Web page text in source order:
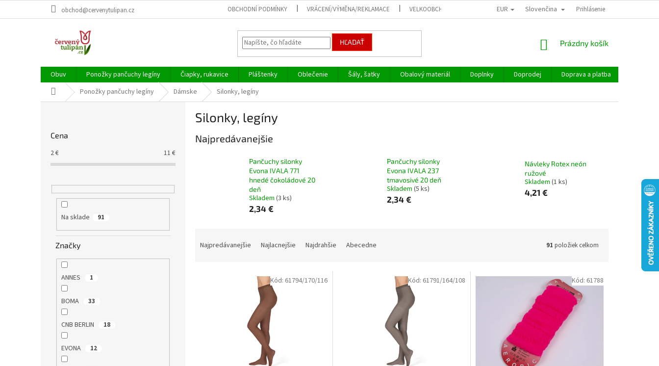
obchod@cervenytulipan.cz OBCHODNÍ PODMÍNKY VRÁCENÍ/VÝMĚNA/REKLAMACE VELKOOBCHOD EUR Slovenčina Prihlásenie
HĽADAŤ
NÁKUPNÝ
Prázdny košík
Obuv Ponožky pančuchy legíny Čiapky, rukavice Pláštenky Oblečenie Šály, šatky Obalový materiál Doplnky Doprodej Doprava a platba
DomovPonožky pančuchy legíny Dámske Silonky, legíny
Cena
2€ 11 €
Na sklade 91
Značky
ANNES 1
BOMA 33
CNB BERLIN 18
EVONA 12
Silonky, legíny
Najpredávanejšie
Pančuchy silonky
Evona IVALA 771
hnedé čokoládové 20
deň
Skladem (3 ks)
2,34 €
Pančuchy silonky
Evona IVALA 237
tmavosivé 20 deň
Skladem (5 ks)
2,34 €
Návleky Rotex neón
ružové
Skladem (1 ks)
4,21 €
Najpredávanejšie Najlacnejšie Najdrahšie Abecedne 91 položiek celkom
Kód: 61794/170/116 Kód: 61791/164/108 Kód: 61788